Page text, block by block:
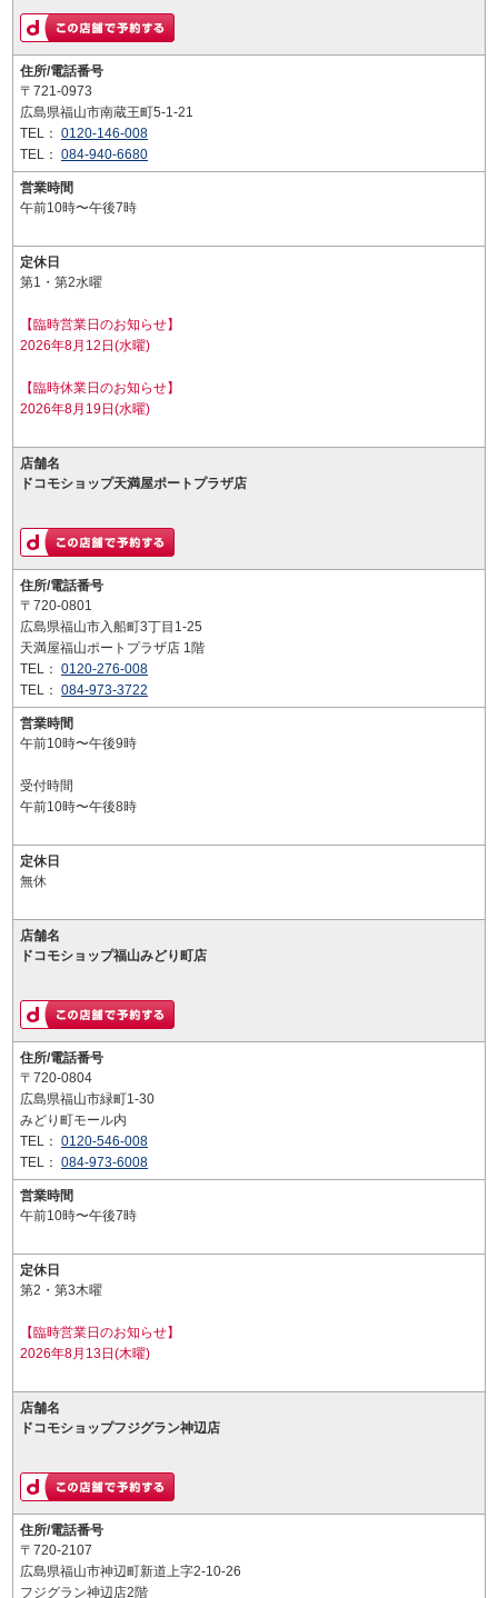
住所/電話番号
〒721-0973
広島県福山市南蔵王町5-1-21
TEL： 0120-146-008
TEL： 084-940-6680
営業時間
午前10時〜午後7時
定休日
第1・第2水曜
【臨時営業日のお知らせ】
2026年8月12日(水曜)
【臨時休業日のお知らせ】
2026年8月19日(水曜)
店舗名
ドコモショップ天満屋ポートプラザ店
住所/電話番号
〒720-0801
広島県福山市入船町3丁目1-25
天満屋福山ポートプラザ店 1階
TEL： 0120-276-008
TEL： 084-973-3722
営業時間
午前10時〜午後9時
受付時間
午前10時〜午後8時
定休日
無休
店舗名
ドコモショップ福山みどり町店
住所/電話番号
〒720-0804
広島県福山市緑町1-30
みどり町モール内
TEL： 0120-546-008
TEL： 084-973-6008
営業時間
午前10時〜午後7時
定休日
第2・第3木曜
【臨時営業日のお知らせ】
2026年8月13日(木曜)
店舗名
ドコモショップフジグラン神辺店
住所/電話番号
〒720-2107
広島県福山市神辺町新道上字2-10-26
フジグラン神辺店2階